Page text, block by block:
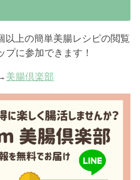
以上の簡単美腸レシピの閲覧
に参加できます！
美腸倶楽部